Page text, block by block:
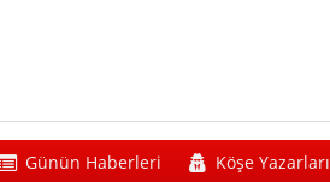
Günün Haberleri Köşe Yazarları